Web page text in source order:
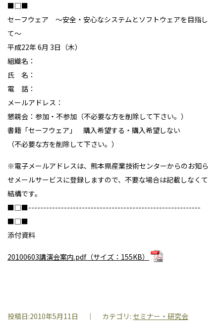
■□■
セーフウェア 〜安全・安心なシステムとソフトウェアを目指し
て〜
平成22年 6月 3日（木）
組織名：
氏 名：
電 話：
メールアドレス：
懇親会：参加・不参加（不必要な方を削除して下さい。）
書籍「セーフウェア」 購入希望する・購入希望しない
（不必要な方を削除して下さい。）
※電子メールアドレスは、熊本県産業技術センターからのお知ら
せメールサービスに登録しますので、不要な場合は記載しなくて
結構です。
■□■----------------------------------------------------------
■□■
添付資料
20100603講演会案内.pdf（サイズ：155KB）
投稿日:2010年5月11日 ｜ カテゴリ: セミナー・研究会